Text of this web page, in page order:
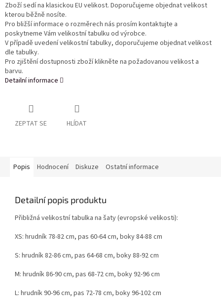
Zboží sedí na klasickou EU velikost. Doporučujeme objednat velikost
kterou běžně nosíte.
Pro bližší informace o rozměrech nás prosím kontaktujte a
poskytneme Vám velikostní tabulku od výrobce.
V případě uvedení velikostní tabulky, doporučujeme objednat velikost
dle tabulky.
Pro zjištění dostupnosti zboží klikněte na požadovanou velikost a
barvu.
Detailní informace
ZEPTAT SE HLÍDAT
Popis Hodnocení Diskuze Ostatní informace
Detailní popis produktu
Přibližná velikostní tabulka na šaty (evropské velikosti):
XS: hrudník 78-82 cm, pas 60-64 cm, boky 84-88 cm
S: hrudník 82-86 cm, pas 64-68 cm, boky 88-92 cm
M: hrudník 86-90 cm, pas 68-72 cm, boky 92-96 cm
L: hrudník 90-96 cm, pas 72-78 cm, boky 96-102 cm